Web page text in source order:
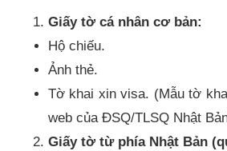
Giấy tờ cá nhân cơ bản:
Hộ chiếu.
Ảnh thẻ.
Tờ khai xin visa. (Mẫu tờ
web của ĐSQ/TLSQ Nhật
Giấy tờ từ phía Nhật Bản